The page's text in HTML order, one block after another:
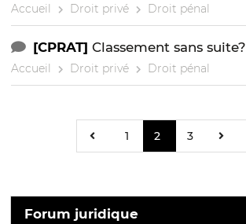
Accueil Droit privé Droit pénal
[CPRAT] Classement sans suite?
Accueil Droit privé Droit pénal
1 2 3
Forum juridique